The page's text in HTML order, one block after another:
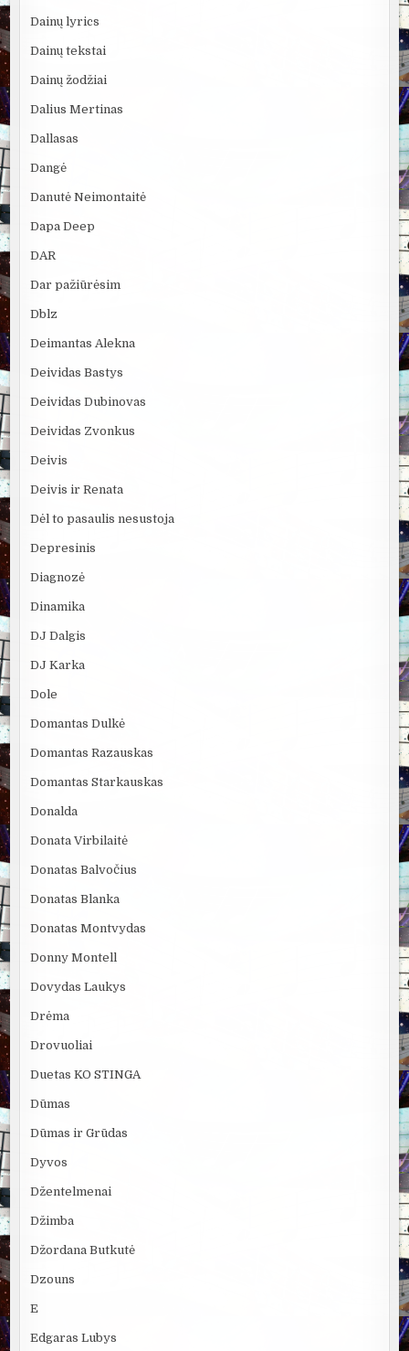
Dainų lyrics
Dainų tekstai
Dainų žodžiai
Dalius Mertinas
Dallasas
Dangė
Danutė Neimontaitė
Dapa Deep
DAR
Dar pažiūrėsim
Dblz
Deimantas Alekna
Deividas Bastys
Deividas Dubinovas
Deividas Zvonkus
Deivis
Deivis ir Renata
Dėl to pasaulis nesustoja
Depresinis
Diagnozė
Dinamika
DJ Dalgis
DJ Karka
Dole
Domantas Dulkė
Domantas Razauskas
Domantas Starkauskas
Donalda
Donata Virbilaitė
Donatas Balvočius
Donatas Blanka
Donatas Montvydas
Donny Montell
Dovydas Laukys
Drėma
Drovuoliai
Duetas KO STINGA
Dūmas
Dūmas ir Grūdas
Dyvos
Džentelmenai
Džimba
Džordana Butkutė
Dzouns
E
Edgaras Lubys